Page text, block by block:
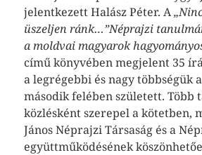
jelentkezett Halász Péter. A
üszeljen ránk…”Néprajzi
a moldvai magyarok
című könyvében megjelent 35
a legrégebbi és nagy többségük
második felében született. Több
közlésként szerepel a kötetben,
János Néprajzi Társaság és a
együttműködésének